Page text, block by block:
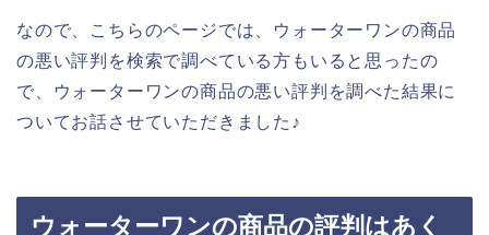
なので、こちらのページでは、ウォーターワンの商品
の悪い評判を検索で調べている方もいると思ったの
で、ウォーターワンの商品の悪い評判を調べた結果に
ついてお話させていただきました♪
ウォーターワンの商品の評判はあく